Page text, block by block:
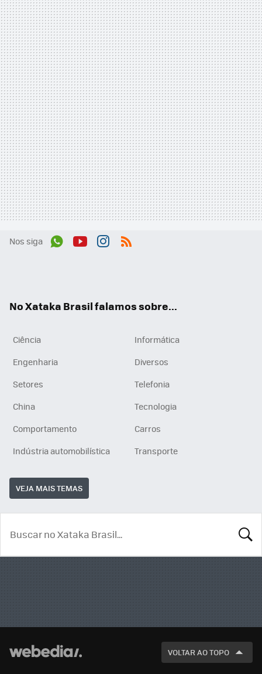
Nos siga
No Xataka Brasil falamos sobre...
Ciência
Informática
Engenharia
Diversos
Setores
Telefonia
China
Tecnologia
Comportamento
Carros
Indústria automobilística
Transporte
VEJA MAIS TEMAS
VOLTAR AO TOPO